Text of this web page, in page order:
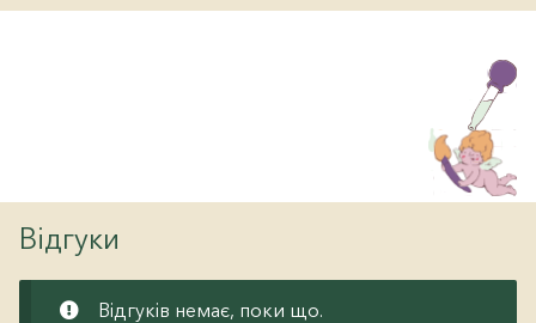
Відгуки
Відгуків немає, поки що.